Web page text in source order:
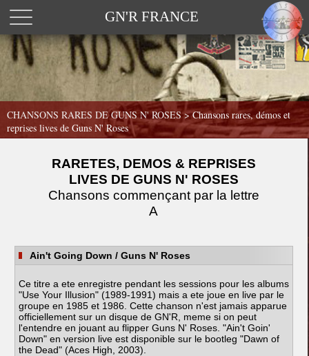
GN'R FRANCE
CHANSONS RARES DE GUNS N' ROSES >Chansons rares, démos et
reprises lives de Guns N' Roses
RARETES, DEMOS & REPRISES
LIVES DE GUNS N' ROSES
Chansons commençant par la lettre
A
Ain't Going Down / Guns N' Roses
Ce titre a ete enregistre pendant les sessions pour les albums
"Use Your Illusion" (1989-1991) mais a ete joue en live par le
groupe en 1985 et 1986. Cette chanson n'est jamais apparue
officiellement sur un disque de GN'R, meme si on peut
l'entendre en jouant au flipper Guns N' Roses. "Ain't Goin'
Down" en version live est disponible sur le bootleg "Dawn of
the Dead" (Aces High, 2003).